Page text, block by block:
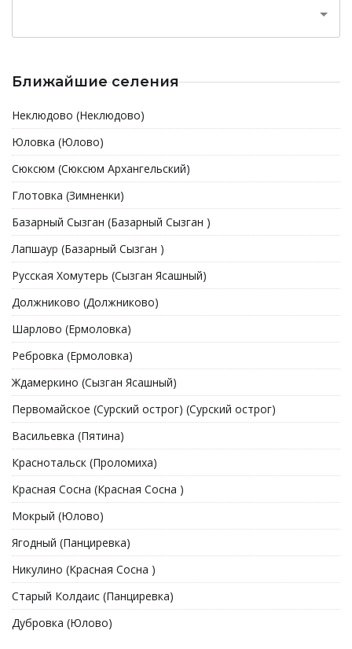
Ближайшие селения
Неклюдово (Неклюдово)
Юловка (Юлово)
Сюксюм (Сюксюм Архангельский)
Глотовка (Зимненки)
Базарный Сызган (Базарный Сызган )
Лапшаур (Базарный Сызган )
Русская Хомутерь (Сызган Ясашный)
Должниково (Должниково)
Шарлово (Ермоловка)
Ребровка (Ермоловка)
Ждамеркино (Сызган Ясашный)
Первомайское (Сурский острог) (Сурский острог)
Васильевка (Пятина)
Краснотальск (Проломиха)
Красная Сосна (Красная Сосна )
Мокрый (Юлово)
Ягодный (Панциревка)
Никулино (Красная Сосна )
Старый Колдаис (Панциревка)
Дубровка (Юлово)